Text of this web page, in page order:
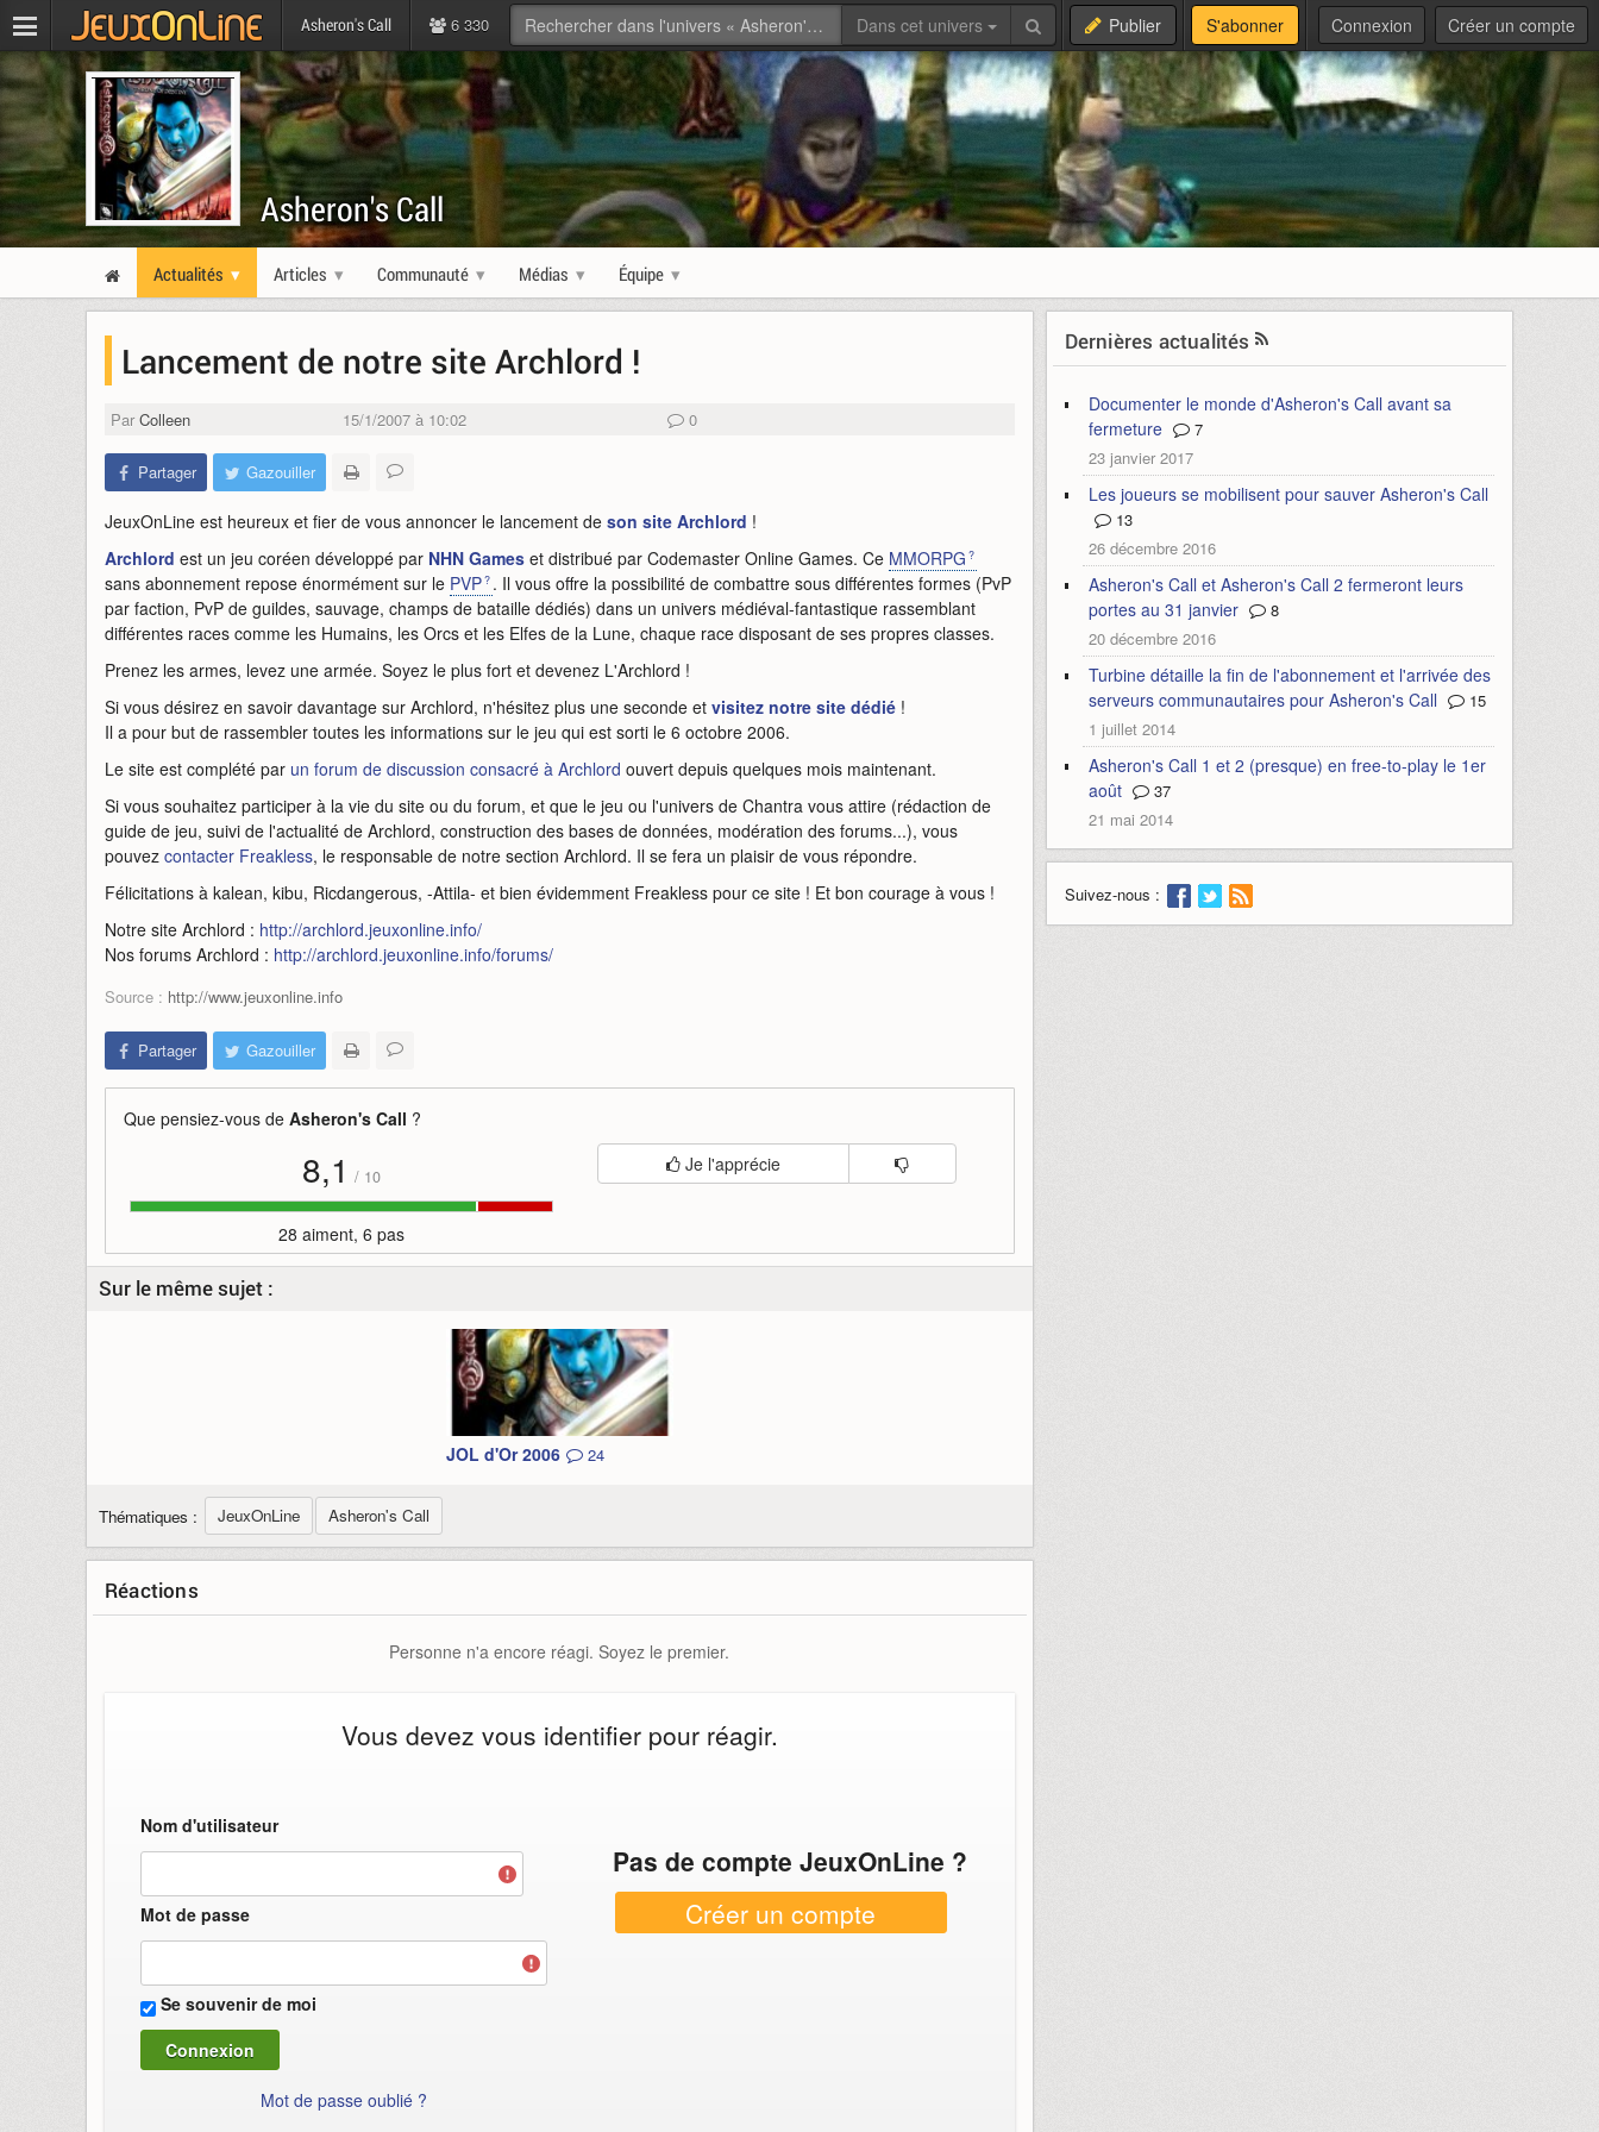
Asheron's Call 6 330 Dans cet univers Publier S'abonner Connexion Créer un compte
Asheron's Call
Actualités Articles Communauté Médias Équipe
Lancement de notre site Archlord !
Par Colleen 15/1/2007 à 10:02 0
Partager Gazouiller
JeuxOnLine est heureux et fier de vous annoncer le lancement de son site Archlord !
Archlord est un jeu coréen développé par NHN Games et distribué par Codemaster Online Games. Ce MMORPG
sans abonnement repose énormément sur le PVP . Il vous offre la possibilité de combattre sous différentes formes (PvP
par faction, PvP de guildes, sauvage, champs de bataille dédiés) dans un univers médiéval-fantastique rassemblant
différentes races comme les Humains, les Orcs et les Elfes de la Lune, chaque race disposant de ses propres classes.
Prenez les armes, levez une armée. Soyez le plus fort et devenez L'Archlord !
Si vous désirez en savoir davantage sur Archlord, n'hésitez plus une seconde et visitez notre site dédié !
Il a pour but de rassembler toutes les informations sur le jeu qui est sorti le 6 octobre 2006.
Le site est complété par un forum de discussion consacré à Archlord ouvert depuis quelques mois maintenant.
Si vous souhaitez participer à la vie du site ou du forum, et que le jeu ou l'univers de Chantra vous attire (rédaction de
guide de jeu, suivi de l'actualité de Archlord, construction des bases de données, modération des forums...), vous
pouvez contacter Freakless, le responsable de notre section Archlord. Il se fera un plaisir de vous répondre.
Félicitations à kalean, kibu, Ricdangerous, -Attila- et bien évidemment Freakless pour ce site ! Et bon courage à vous !
Notre site Archlord : http://archlord.jeuxonline.info/
Nos forums Archlord : http://archlord.jeuxonline.info/forums/
Source : http://www.jeuxonline.info
Partager Gazouiller
Que pensiez-vous de Asheron's Call ?
8,1 / 10
28 aiment, 6 pas
Je l'apprécie
Sur le même sujet :
JOL d'Or 2006 24
Thématiques : JeuxOnLine Asheron's Call
Réactions
Personne n'a encore réagi. Soyez le premier.
Vous devez vous identifier pour réagir.
Nom d'utilisateur
Mot de passe
Se souvenir de moi
Mot de passe oublié ?
Pas de compte JeuxOnLine ?
Créer un compte
Dernières actualités
Documenter le monde d'Asheron's Call avant sa
fermeture
7
23 janvier 2017
Les joueurs se mobilisent pour sauver Asheron's Call
13
26 décembre 2016
Asheron's Call et Asheron's Call 2 fermeront leurs
portes au 31 janvier
8
20 décembre 2016
Turbine détaille la fin de l'abonnement et l'arrivée des
serveurs communautaires pour Asheron's Call
15
1 juillet 2014
Asheron's Call 1 et 2 (presque) en free-to-play le 1er
août
37
21 mai 2014
Suivez-nous :